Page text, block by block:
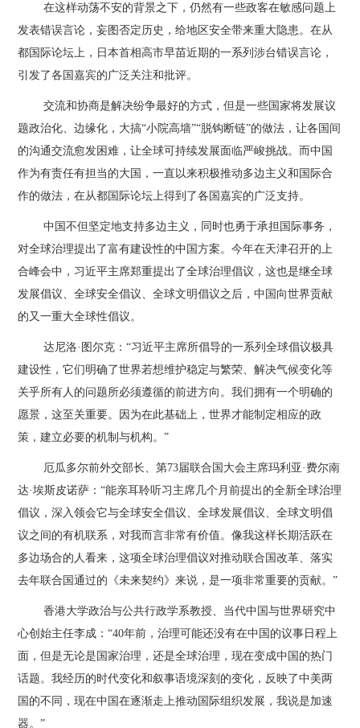
在这样动荡不安的背景之下，仍然有一些政客在敏感问题上
发表错误言论，妄图否定历史，给地区安全带来重大隐患。在从
都国际论坛上，日本首相高市早苗近期的一系列涉台错误言论，
引发了各国嘉宾的广泛关注和批评。
交流和协商是解决纷争最好的方式，但是一些国家将发展议
题政治化、边缘化，大搞“小院高墙”“脱钩断链”的做法，让各国间
的沟通交流愈发困难，让全球可持续发展面临严峻挑战。而中国
作为有责任有担当的大国，一直以来积极推动多边主义和国际合
作的做法，在从都国际论坛上得到了各国嘉宾的广泛支持。
中国不但坚定地支持多边主义，同时也勇于承担国际事务，
对全球治理提出了富有建设性的中国方案。今年在天津召开的上
合峰会中，习近平主席郑重提出了全球治理倡议，这也是继全球
发展倡议、全球安全倡议、全球文明倡议之后，中国向世界贡献
的又一重大全球性倡议。
达尼洛·图尔克：“习近平主席所倡导的一系列全球倡议极具
建设性，它们明确了世界若想维护稳定与繁荣、解决气候变化等
关乎所有人的问题所必须遵循的前进方向。我们拥有一个明确的
愿景，这至关重要。因为在此基础上，世界才能制定相应的政
策，建立必要的机制与机构。”
厄瓜多尔前外交部长、第73届联合国大会主席玛利亚·费尔南
达·埃斯皮诺萨：“能亲耳聆听习主席几个月前提出的全新全球治理
倡议，深入领会它与全球安全倡议、全球发展倡议、全球文明倡
议之间的有机联系，对我而言非常有价值。像我这样长期活跃在
多边场合的人看来，这项全球治理倡议对推动联合国改革、落实
去年联合国通过的《未来契约》来说，是一项非常重要的贡献。”
香港大学政治与公共行政学系教授、当代中国与世界研究中
心创始主任李成：“40年前，治理可能还没有在中国的议事日程上
面，但是无论是国家治理，还是全球治理，现在变成中国的热门
话题。我经历的时代变化和叙事语境深刻的变化，反映了中美两
国的不同，现在中国在逐渐走上推动国际组织发展，我说是加速
器。”